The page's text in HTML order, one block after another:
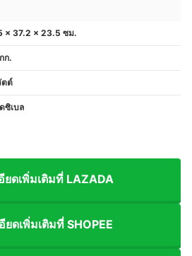
x 37.2 x 23.5 ซม.
ก.
ตต์
ซิเบล
ยดเพิ่มเติมที่ LAZADA
ยดเพิ่มเติมที่ SHOPEE